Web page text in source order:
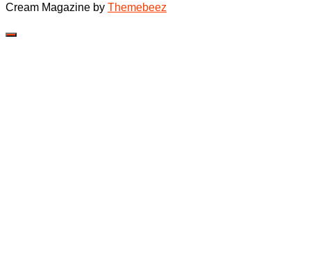
Cream Magazine by Themebeez